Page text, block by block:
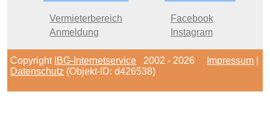
Vermieterbereich
Anmeldung
Facebook
Instagram
Copyright IBG-Internetservice 2002 - 2026 Impressum
Datenschutz (Objekt-ID: d426538)